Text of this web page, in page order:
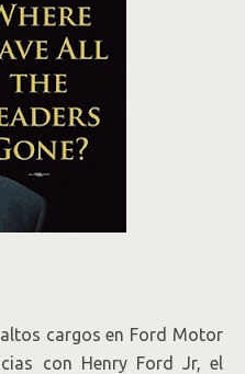
cargos en Ford Motor
con Henry Ford Jr, el